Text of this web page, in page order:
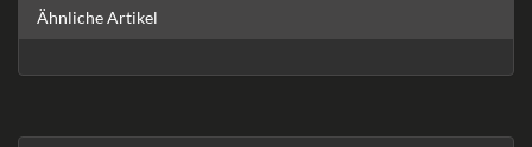
Ähnliche Artikel